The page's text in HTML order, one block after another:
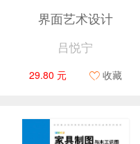
界面艺术设计
吕悦宁
29.80 元 收藏